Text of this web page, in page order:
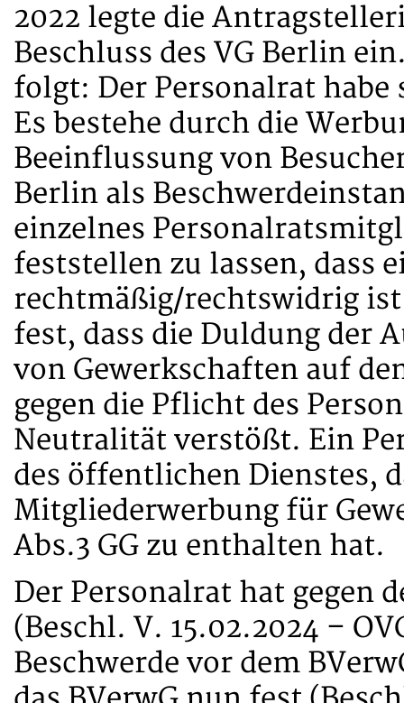
2022 legte die
Beschluss des VG Berlin
folgt: Der Personalrat
Es bestehe durch die
Beeinflussung von
Berlin als
einzelnes
feststellen zu lassen, dass
rechtmäßig/rechtswidrig
fest, dass die Duldung der
von Gewerkschaften auf
gegen die Pflicht des
Neutralität verstößt. Ein
des öffentlichen Dienstes,
Mitgliederwerbung für
Abs.3 GG zu enthalten hat.
Der Personalrat hat gegen
(Beschl. V. 15.02.2024 –
Beschwerde vor dem